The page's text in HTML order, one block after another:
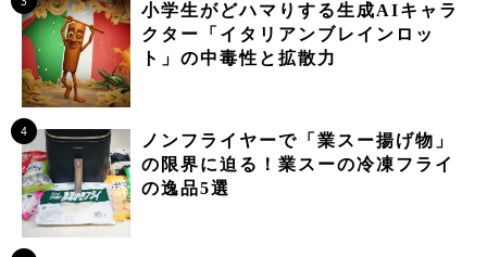
小学生がどハマりする生成AIキャラ
クター「イタリアンブレインロッ
ト」の中毒性と拡散力
4
ノンフライヤーで「業スー揚げ物」
の限界に迫る！業スーの冷凍フライ
の逸品5選